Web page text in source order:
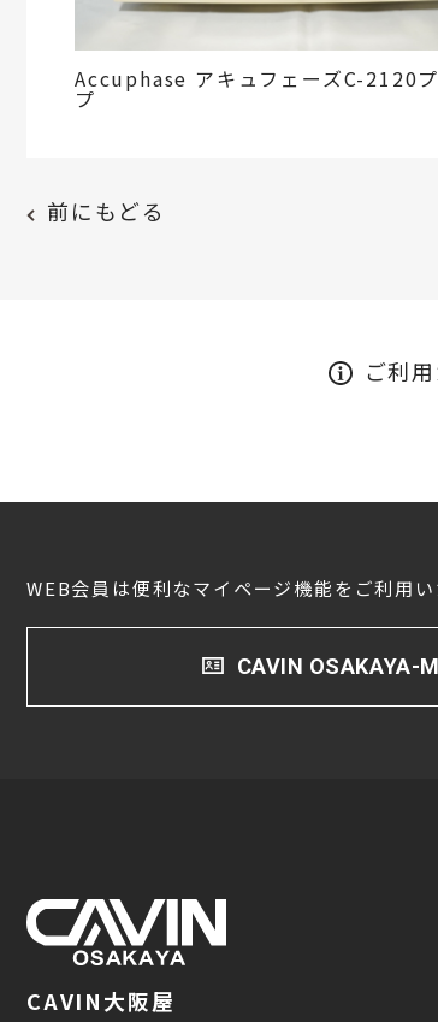
Accuphase アキュフェーズC-2120
プ
前にもどる
ご利
WEB会員は便利なマイページ機能をご利用い
CAVIN OSAKAYA-
CAVIN大阪屋